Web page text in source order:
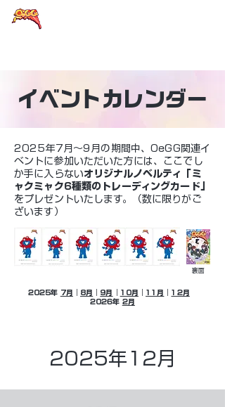
大阪eスポーツラウンドテーブル
イベントカレンダー
2025年7月～9月の期間中、OeGG関連イ
ベントに参加いただいた方には、ここでし
か手に入らないオリジナルノベルティ「ミ
ャクミャク6種類のトレーディングカード」
をプレゼントいたします。（数に限りがご
ざいます）
裏面
2025年 7月 8月 9月 10月 11月
12月
2026年 2月
2025年12月